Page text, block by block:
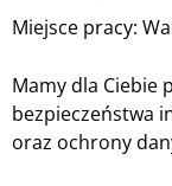
Miejsce pracy:
Mamy dla Ciebie
bezpieczeństwa
oraz ochrony